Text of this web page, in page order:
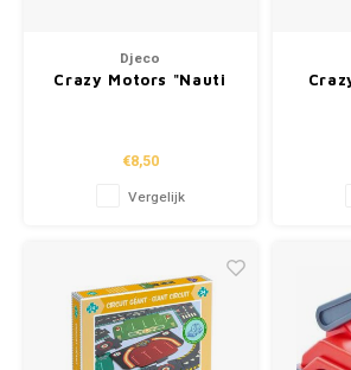
Djeco
Crazy Motors "Nauti
€8,50
Vergelijk